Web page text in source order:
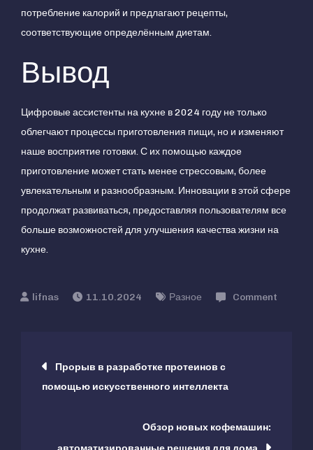
потребление калорий и предлагают рецепты,
соответствующие определённым диетам.
Вывод
Цифровые ассистенты на кухне в 2024 году не только
облегчают процессы приготовления пищи, но и изменяют
наше восприятие готовки. С их помощью каждое
приготовление может стать менее стрессовым, более
увлекательным и разнообразным. Инновации в этой сфере
продолжат развиваться, предоставляя пользователям все
больше возможностей для улучшения качества жизни на
кухне.
11.10.2024 Разное Comment
Навигация
по
записям
Прорыв в разработке протеинов с
помощью искусственного интеллекта
Обзор новых кофемашин: